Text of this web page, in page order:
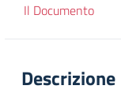
Il Documento
Descrizione